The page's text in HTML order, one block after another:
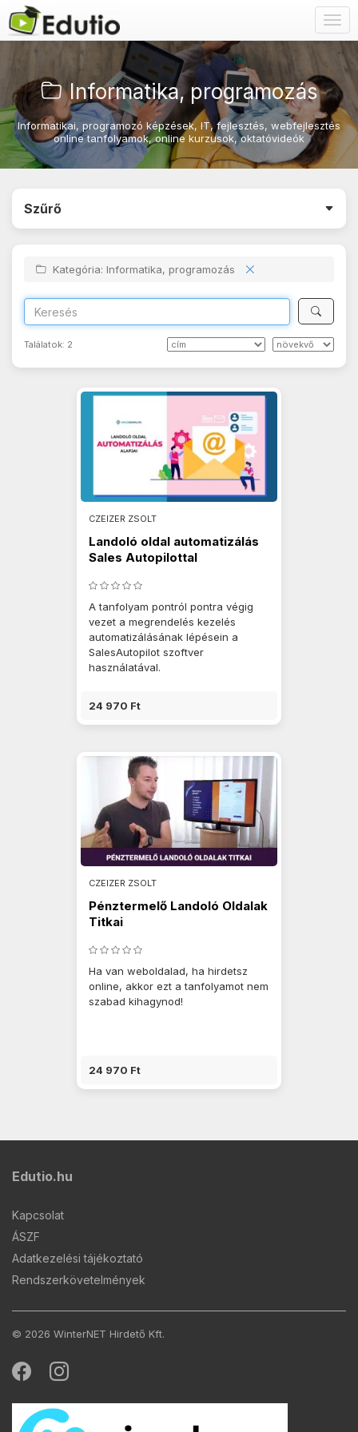
Informatika, programozás
Informatikai, programozó képzések, IT, fejlesztés, webfejlesztés
online tanfolyamok, online kurzusok, oktatóvideók
Szűrő
Kategória: Informatika, programozás
Találatok: 2
CZEIZER ZSOLT
Landoló oldal automatizálás
Sales Autopilottal
A tanfolyam pontról pontra végig
vezet a megrendelés kezelés
automatizálásának lépésein a
SalesAutopilot szoftver
használatával.
24 970 Ft
CZEIZER ZSOLT
Pénztermelő Landoló Oldalak
Titkai
Ha van weboldalad, ha hirdetsz
online, akkor ezt a tanfolyamot nem
szabad kihagynod!
24 970 Ft
Edutio.hu
Kapcsolat
ÁSZF
Adatkezelési tájékoztató
Rendszerkövetelmények
© 2026 WinterNET Hirdető Kft.